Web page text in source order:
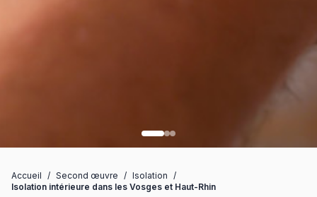
Accueil / Second œuvre / Isolation /
Isolation intérieure dans les Vosges et Haut-Rhin